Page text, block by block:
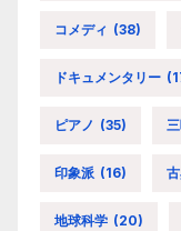
コメディ (38)
ドキュメンタリー
ピアノ (35)
印象派 (16)
地球科学 (20)